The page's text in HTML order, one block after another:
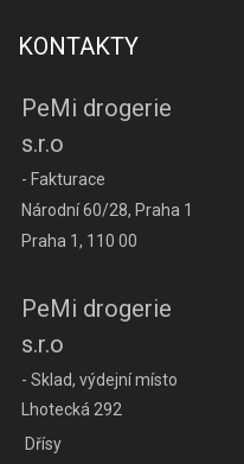
KONTAKTY
PeMi drogerie
s.r.o
- Fakturace
Národní 60/28, Praha 1
Praha 1, 110 00
PeMi drogerie
s.r.o
- Sklad, výdejní místo
Lhotecká 292
Dřísy